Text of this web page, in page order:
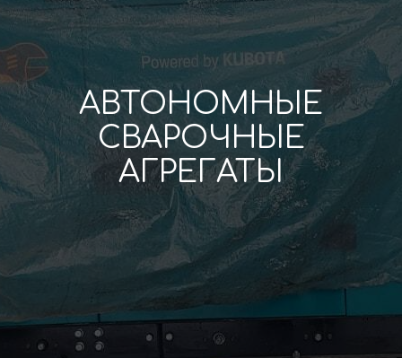
АВТОНОМНЫЕ
СВАРОЧНЫЕ
АГРЕГАТЫ